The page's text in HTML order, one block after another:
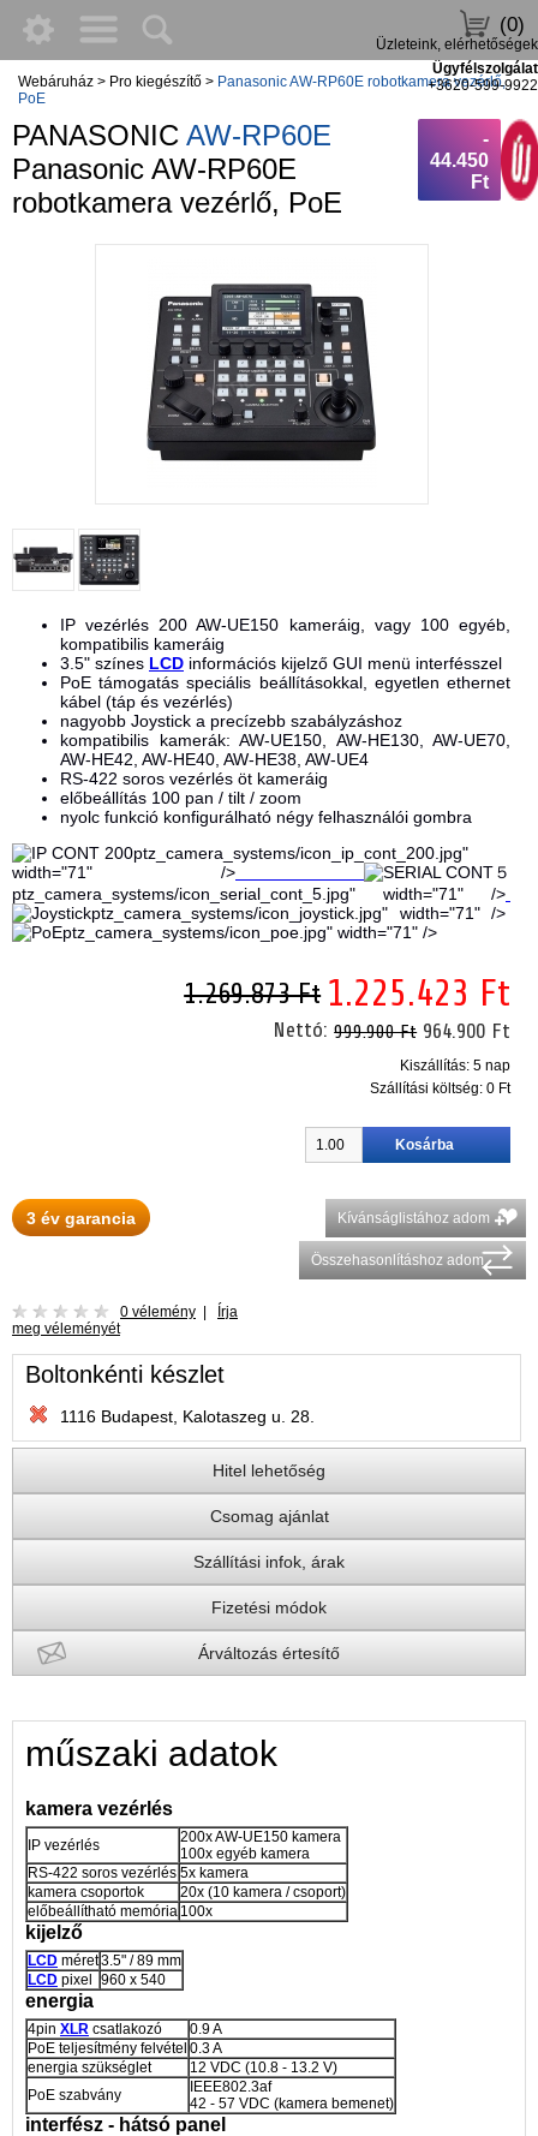
(0)
Üzleteink, elérhetőségek
Ügyfélszolgálat
+3620-599-9922
Webáruház > Pro kiegészítő > Panasonic AW-RP60E robotkamera vezérlő,
PoE
PANASONIC AW-RP60E
Panasonic AW-RP60E
robotkamera vezérlő, PoE
-
44.450
Ft
IP vezérlés 200 AW-UE150 kameráig, vagy 100 egyéb,
kompatibilis kameráig
3.5" színes LCD információs kijelző GUI menü interfésszel
PoE támogatás speciális beállításokkal, egyetlen ethernet
kábel (táp és vezérlés)
nagyobb Joystick a precízebb szabályzáshoz
kompatibilis kamerák: AW-UE150, AW-HE130, AW-UE70,
AW-HE42, AW-HE40, AW-HE38, AW-UE4
RS-422 soros vezérlés öt kameráig
előbeállítás 100 pan / tilt / zoom
nyolc funkció konfigurálható négy felhasználói gombra
ptz_camera_systems/icon_ip_cont_200.jpg"
width="71" />
ptz_camera_systems/icon_serial_cont_5.jpg" width="71" />
ptz_camera_systems/icon_joystick.jpg" width="71" />
ptz_camera_systems/icon_poe.jpg" width="71" />
1.269.873 Ft 1.225.423 Ft
Nettó:999.900 Ft 964.900 Ft
Kiszállítás: 5 nap
Szállítási költség: 0 Ft
3 év garancia Kívánságlistához adom
Összehasonlításhoz adom
0 vélemény | Írja
meg véleményét
Boltonkénti készlet
1116 Budapest, Kalotaszeg u. 28.
Hitel lehetőség
Csomag ajánlat
Szállítási infok, árak
Fizetési módok
Árváltozás értesítő
műszaki adatok
kamera vezérlés
IP vezérlés
200x AW-UE150 kamera
100x egyéb kamera
RS-422 soros vezérlés 5x kamera
kamera csoportok
20x (10 kamera / csoport)
előbeállítható memória 100x
kijelző
LCD méret3.5" / 89 mm
LCD pixel 960 x 540
energia
4pin XLR csatlakozó
0.9 A
PoE teljesítmény felvétel 0.3 A
energia szükséglet
12 VDC (10.8 - 13.2 V)
PoE szabvány
IEEE802.3af
42 - 57 VDC (kamera bemenet)
interfész - hátsó panel